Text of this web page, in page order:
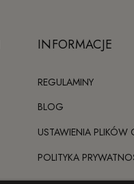
INFORMACJE
REGULAMINY
BLOG
USTAWIENIA PLIKÓW
POLITYKA